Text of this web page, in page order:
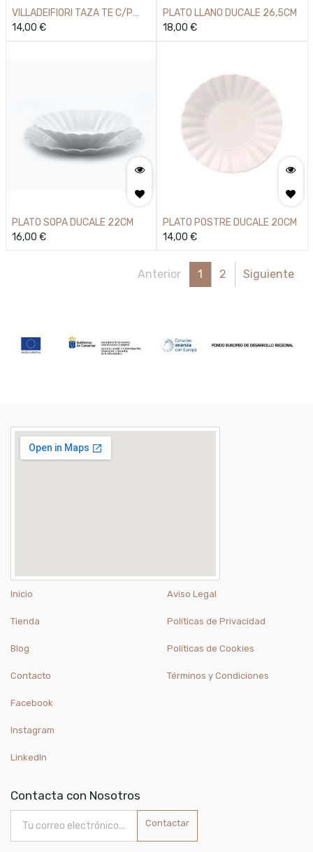
VILLADEIFIORI TAZA TE C/P
0,2L
14,00 €
PLATO LLANO DUCALE 26,5CM
18,00 €
PLATO SOPA DUCALE 22CM
16,00 €
PLATO POSTRE DUCALE 20CM
14,00 €
Anterior 1 2 Siguiente
Inicio
Tienda
Blog
Contacto
Aviso Legal
Políticas de Privacidad
Políticas de Cookies
Términos y Condiciones
Facebook
Instagram
LinkedIn
Contacta con Nosotros
Contactar